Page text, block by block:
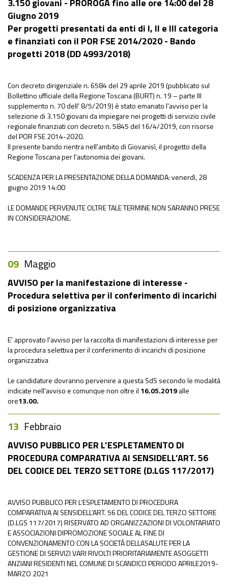
3.150 giovani - PROROGA fino alle ore 14:00 del 28
Giugno 2019
Per progetti presentati da enti di I, II e III categoria
e finanziati con il POR FSE 2014/2020 - Bando
progetti 2018 (DD 4993/2018)
Con decreto dirigenziale n. 6584 del 29 aprile 2019 (pubblicato sul
Bollettino ufficiale della Regione Toscana (BURT) n. 19 – parte III
supplemento n. 70 dell' 8/5/2019) è stato emanato l'avviso per la
selezione di 3.150 giovani da impiegare nei progetti di servizio civile
regionale finanziati con decreto n. 5845 del 16/4/2019, con risorse
del POR FSE 2014-2020.
Il presente bando rientra nell'ambito di Giovanisì, il progetto della
Regione Toscana per l'autonomia dei giovani.
SCADENZA PER LA PRESENTAZIONE DELLA DOMANDA: venerdì, 28
giugno 2019 14:00
LE DOMANDE PERVENUTE OLTRE TALE TERMINE NON SARANNO PRESE
IN CONSIDERAZIONE.
09 Maggio
AVVISO per la manifestazione di interesse -
Procedura selettiva per il conferimento di incarichi
di posizione organizzativa
E' approvato l'avviso per la raccolta di manifestazioni di interesse per
la procedura selettiva per il conferimento di incarichi di posizione
organizzativa
Le candidature dovranno pervenire a questa SdS secondo le modalità
indicate nell'avviso e comunque non oltre il 16.05.2019alle
ore13.00.
13 Febbraio
AVVISO PUBBLICO PER L’ESPLETAMENTO DI
PROCEDURA COMPARATIVA AI SENSIDELL’ART. 56
DEL CODICE DEL TERZO SETTORE (D.LGS 117/2017)
AVVISO PUBBLICO PER L’ESPLETAMENTO DI PROCEDURA
COMPARATIVA AI SENSIDELL’ART. 56 DEL CODICE DEL TERZO SETTORE
(D.LGS 117/2017) RISERVATO AD ORGANIZZAZIONI DI VOLONTARIATO
E ASSOCIAZIONI DIPROMOZIONE SOCIALE AL FINE DI
CONVENZIONAMENTO CON LA SOCIETÀ DELLASALUTE PER LA
GESTIONE DI SERVIZI VARI RIVOLTI PRIORITARIAMENTE ASOGGETTI
ANZIANI RESIDENTI NEL COMUNE DI SCANDICCI PERIODO APRILE2019-
MARZO 2021